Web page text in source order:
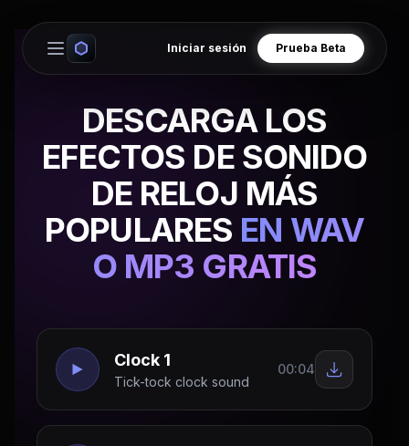
Open main menu
Iniciar sesión Prueba Beta
DESCARGA LOS
EFECTOS DE SONIDO
DE RELOJ MÁS
POPULARES EN WAV
O MP3 GRATIS
Clock 1
Tick-tock clock sound
00:04